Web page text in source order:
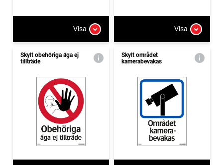
Visa Visa
Skylt obehöriga äga ej
tillträde
Skylt området
kamerabevakas